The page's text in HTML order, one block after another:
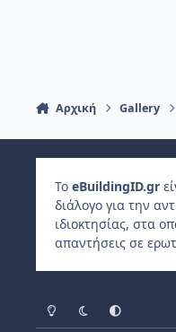
Αρχική Gallery
Το eBuildingID.gr
διάλογο για την
ιδιοκτησίας, στα
απαντήσεις σε
Light ModeDark ModeSystem